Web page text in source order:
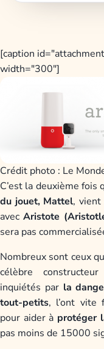
[caption
width="300"]
Crédit photo : Le
C’est la deuxième fois
du jouet, Mattel, vient
avecAristote
sera pas
Nombreux sont ceux
célèbre
inquiétés par la
tout-petits, l’ont vite
pour aider à protéger
pas moins de 15000